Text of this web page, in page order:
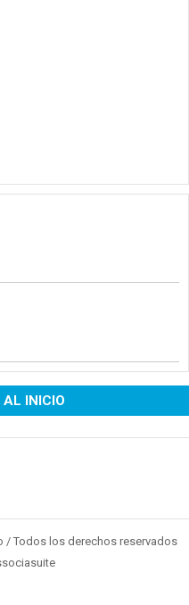
AL INICIO
/ Todos los derechos reservados